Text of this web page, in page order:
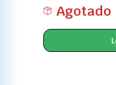
Agotado